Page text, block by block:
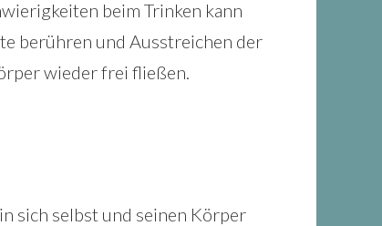
beim Trinken kann
berühren und Ausstreichen der
wieder frei fließen.
sich selbst und seinen Körper